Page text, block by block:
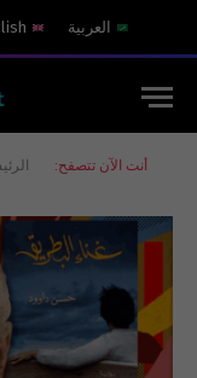
العربية
أنت الآن تتصفح: